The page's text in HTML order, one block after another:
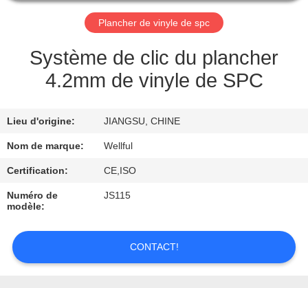
VISITE
CONTRÔLE
QUALITÉ
DEMANDEZ
UNE
CITATION
Plancher de vinyle de spc
Système de clic du plancher
4.2mm de vinyle de SPC
Lieu d'origine: JIANGSU, CHINE
Nom de marque: Wellful
Certification: CE,ISO
Numéro de
modèle:
JS115
CONTACT!